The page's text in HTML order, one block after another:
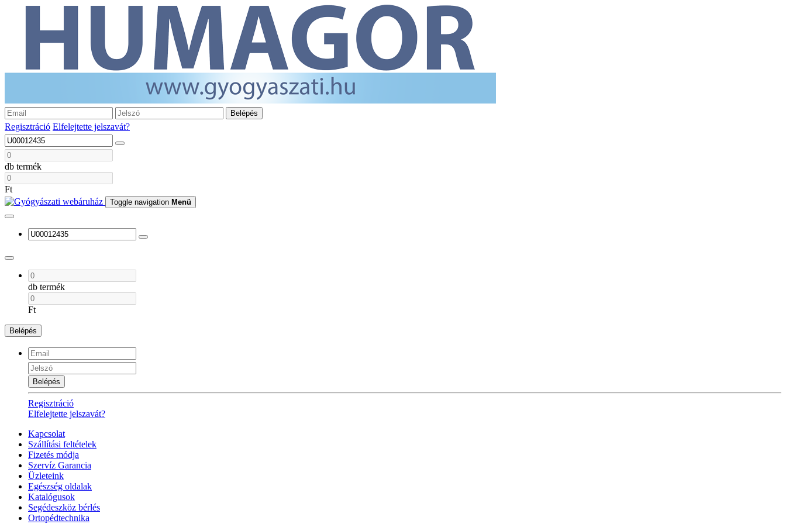
Belépés
Regisztráció Elfelejtette jelszavát?
db termék
Ft
Toggle navigation Menü
db termék
Ft
Belépés
Belépés
Regisztráció
Elfelejtette jelszavát?
Kapcsolat
Szállítási feltételek
Fizetés módja
Szervíz Garancia
Üzleteink
Egészség oldalak
Katalógusok
Segédeszköz bérlés
Ortopédtechnika